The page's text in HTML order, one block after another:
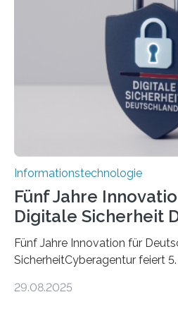
Promovierende im Rahmen von
kognitiven Robotern
die mittels Sensoren ihre
Informationen verarbeiten und
Informationstechnologie
Fünf Jahre
Digitale Sicherheit
Fünf Jahre Innovation für
SicherheitCyberagentur feiert
ErfolgeDie Agentur für
29.08.2025